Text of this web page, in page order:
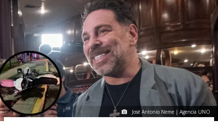
José Antonio Neme | Agencia UNO